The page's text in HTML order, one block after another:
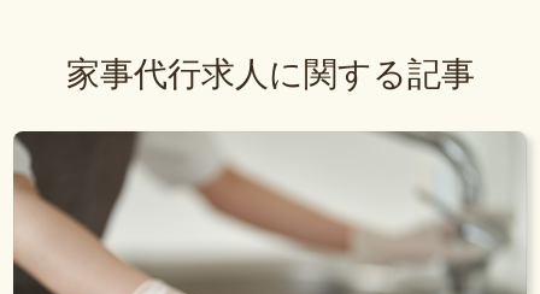
家事代行求人に関する記事